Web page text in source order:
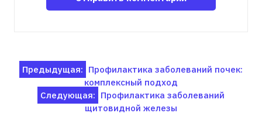
Навигация
записям
Предыдущая: Профилактика заболеваний почек:
комплексный подход
Следующая: Профилактика заболеваний
щитовидной железы